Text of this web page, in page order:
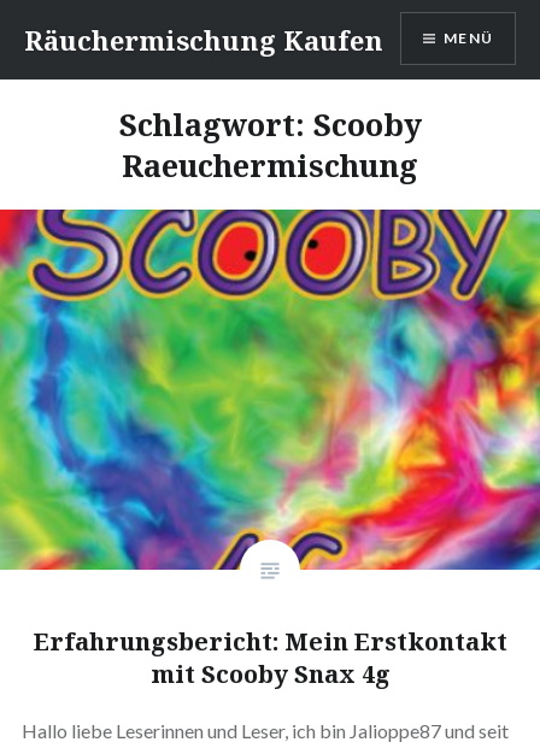
zum
Inhalt
Räuchermischung Kaufen MENÜ
Schlagwort: Scooby
Raeuchermischung
Erfahrungsbericht: Mein Erstkontakt
mit Scooby Snax 4g
Hallo liebe Leserinnen und Leser, ich bin Jalioppe87 und seit